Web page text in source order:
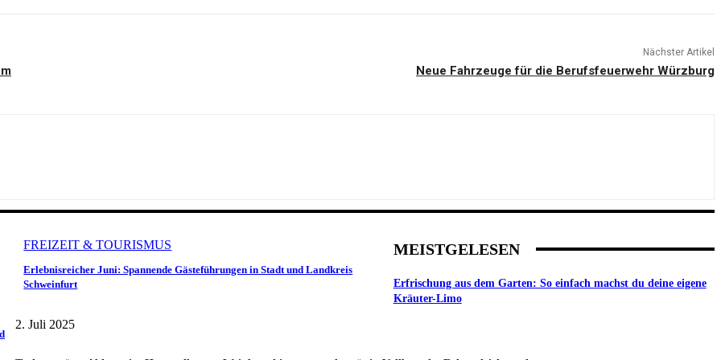
Nächster Artikel
Neue Fahrzeuge für die Berufsfeuerwehr Würzburg
FREIZEIT & TOURISMUS
Erlebnisreicher Juni: Spannende Gästeführungen in Stadt und Landkreis
Schweinfurt
MEISTGELESEN
Erfrischung aus dem Garten: So einfach machst du deine eigene
Kräuter-Limo
2. Juli 2025